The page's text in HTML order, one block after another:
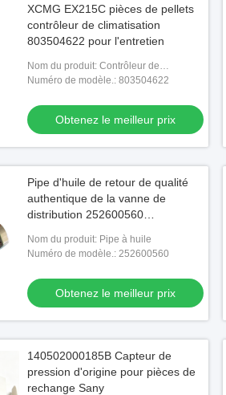
Obtenez le meilleur prix
XCMG EX215C pièces de pellets
contrôleur de climatisation
803504622 pour l'entretien
Nom du produit: Contrôleur de
climatisation
Numéro de modèle.: 803504622
Obtenez le meilleur prix
Pipe d'huile de retour de qualité
authentique de la vanne de
distribution 252600560
roue
Nom du produit: Pipe à huile
Numéro de modèle.: 252600560
Obtenez le meilleur prix
140502000185B Capteur de
pression d'origine pour pièces de
rechange Sany